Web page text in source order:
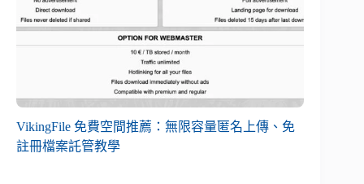
VikingFile 免費空間推薦：無限容量匿名上傳、免
註冊檔案託管教學